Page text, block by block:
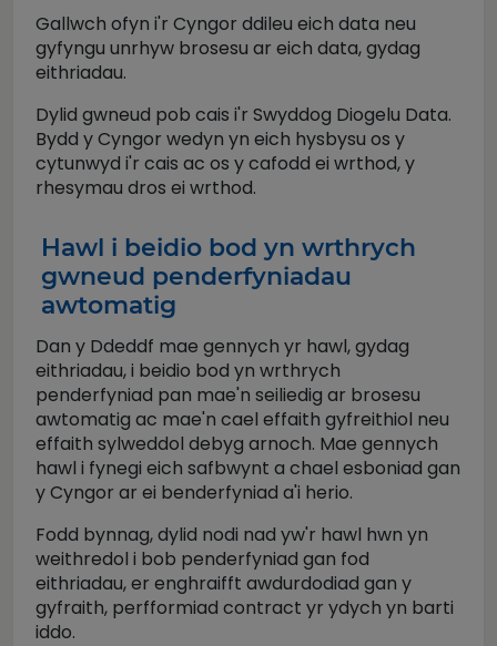
Gallwch ofyn i'r Cyngor ddileu eich data neu
gyfyngu unrhyw brosesu ar eich data, gydag
eithriadau.
Dylid gwneud pob cais i'r Swyddog Diogelu Data.
Bydd y Cyngor wedyn yn eich hysbysu os y
cytunwyd i'r cais ac os y cafodd ei wrthod, y
rhesymau dros ei wrthod.
Hawl i beidio bod yn wrthrych
gwneud penderfyniadau
awtomatig
Dan y Ddeddf mae gennych yr hawl, gydag
eithriadau, i beidio bod yn wrthrych
penderfyniad pan mae'n seiliedig ar brosesu
awtomatig ac mae'n cael effaith gyfreithiol neu
effaith sylweddol debyg arnoch. Mae gennych
hawl i fynegi eich safbwynt a chael esboniad gan
y Cyngor ar ei benderfyniad a'i herio.
Fodd bynnag, dylid nodi nad yw'r hawl hwn yn
weithredol i bob penderfyniad gan fod
eithriadau, er enghraifft awdurdodiad gan y
gyfraith, perfformiad contract yr ydych yn barti
iddo.